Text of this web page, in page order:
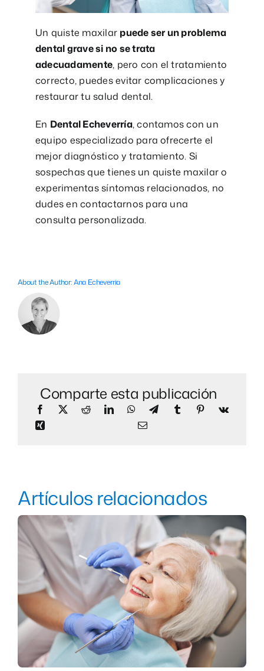
Un quiste maxilar puede ser un problema
dental grave si no se trata
adecuadamente, pero con el tratamiento
correcto, puedes evitar complicaciones y
restaurar tu salud dental.
En Dental Echeverría, contamos con un
equipo especializado para ofrecerte el
mejor diagnóstico y tratamiento. Si
sospechas que tienes un quiste maxilar o
experimentas síntomas relacionados, no
dudes en contactarnos para una
consulta personalizada.
About the Author:Ana Echeverria
Comparte esta publicación
Artículos relacionados